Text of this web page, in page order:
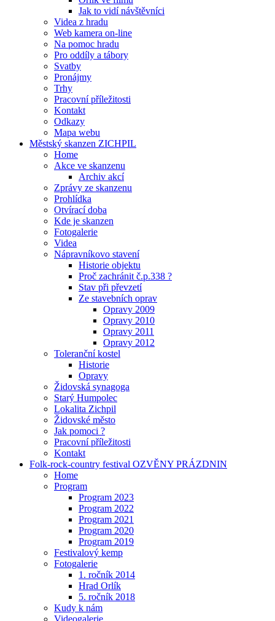
Jak to vidí návštěvníci
Videa z hradu
Web kamera on-line
Na pomoc hradu
Pro oddíly a tábory
Svatby
Pronájmy
Trhy
Pracovní příležitosti
Kontakt
Odkazy
Mapa webu
Městský skanzen ZICHPIL
Home
Akce ve skanzenu
Archiv akcí
Zprávy ze skanzenu
Prohlídka
Otvírací doba
Kde je skanzen
Fotogalerie
Videa
Nápravníkovo stavení
Historie objektu
Proč zachránit č.p.338 ?
Stav při převzetí
Ze stavebních oprav
Opravy 2009
Opravy 2010
Opravy 2011
Opravy 2012
Toleranční kostel
Historie
Opravy
Židovská synagoga
Starý Humpolec
Lokalita Zichpil
Židovské město
Jak pomoci ?
Pracovní příležitosti
Kontakt
Folk-rock-country festival OZVĚNY PRÁZDNIN
Home
Program
Program 2023
Program 2022
Program 2021
Program 2020
Program 2019
Festivalový kemp
Fotogalerie
1. ročník 2014
Hrad Orlík
5. ročník 2018
Kudy k nám
Videogalerie